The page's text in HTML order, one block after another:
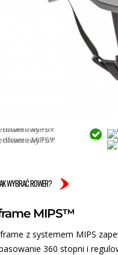
WYBRAĆ ROWER?
MIPS™
z systemem MIPS
360 stopni i